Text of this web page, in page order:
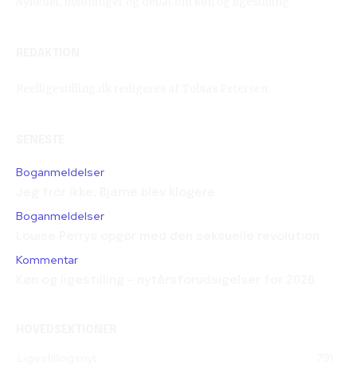
Boganmeldelser
Boganmeldelser
Kommentar